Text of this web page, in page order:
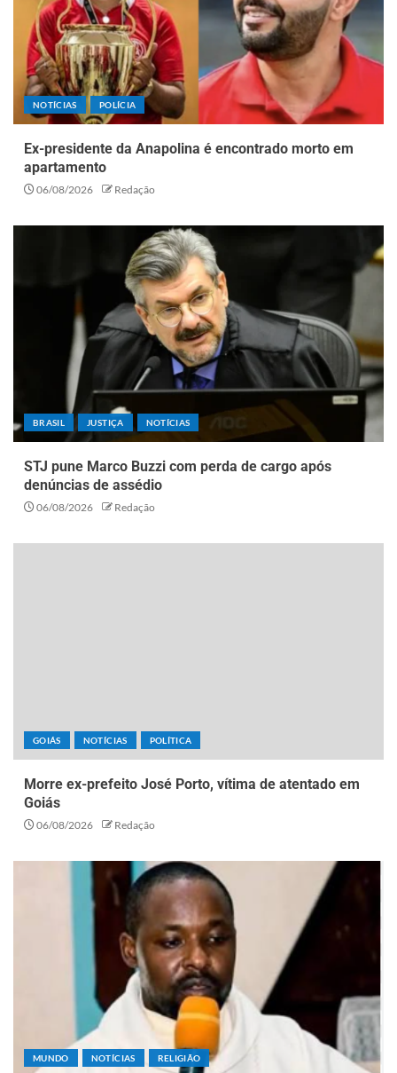
NOTÍCIAS POLÍCIA
Ex-presidente da Anapolina é encontrado morto em
apartamento
06/08/2026 Redação
BRASIL JUSTIÇA NOTÍCIAS
STJ pune Marco Buzzi com perda de cargo após
denúncias de assédio
06/08/2026 Redação
GOIÁS NOTÍCIAS POLÍTICA
Morre ex-prefeito José Porto, vítima de atentado em
Goiás
06/08/2026 Redação
MUNDO NOTÍCIAS RELIGIÃO